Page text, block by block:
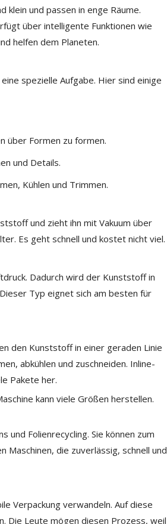
klein und passen in enge Räume.
über intelligente Funktionen wie
helfen dem Planeten.
spezielle Aufgabe. Hier sind einige
über Formen zu formen.
und Details.
Kühlen und Trimmen.
und zieht ihn mit Vakuum über
Es geht schnell und kostet nicht viel.
Dadurch wird der Kunststoff in
Typ eignet sich am besten für
den Kunststoff in einer geraden Linie
abkühlen und zuschneiden. Inline-
Pakete her.
kann viele Größen herstellen.
und Folienrecycling. Sie können zum
die zuverlässig, schnell und
Verpackung verwandeln. Auf diese
Die Leute mögen diesen Prozess, weil